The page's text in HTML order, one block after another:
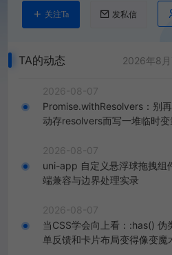
关注Ta 发私信
TA的动态 2026年8
2026-08-07
Promise.withResolvers：别
动存resolvers而写一堆临时变
2026-08-07
uni-app 自定义悬浮球拖拽组
端兼容与边界处理实录
2026-08-07
当CSS学会向上看：:has() 伪
单反馈和卡片布局变得像变魔